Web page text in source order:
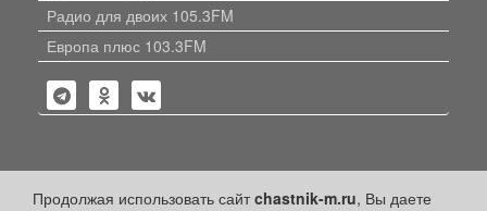
Продолжая использовать сайтchastnik-m.ru, Вы даете
Радио для двоих 105.3FM
Европа плюс 103.3FM
Политика конфиденциальности